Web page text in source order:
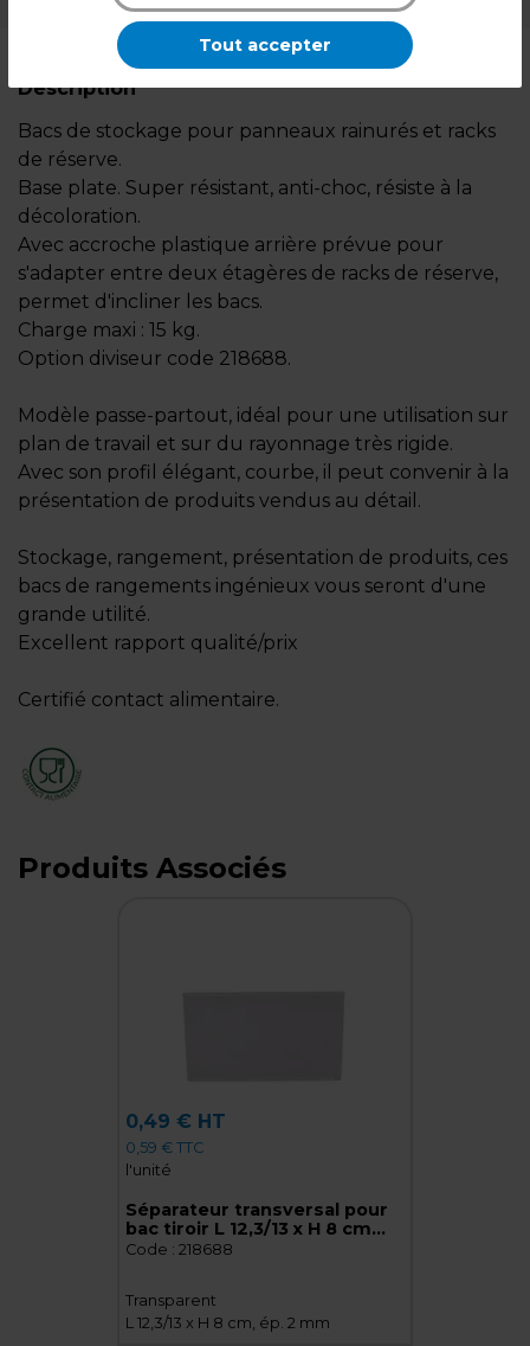
Description
Bacs de stockage pour panneaux rainurés et racks
de réserve.
Base plate. Super résistant, anti-choc, résiste à la
décoloration.
Avec accroche plastique arrière prévue pour
s'adapter entre deux étagères de racks de réserve,
permet d'incliner les bacs.
Charge maxi : 15 kg.
Option diviseur code 218688.
Modèle passe-partout, idéal pour une utilisation sur
plan de travail et sur du rayonnage très rigide.
Avec son profil élégant, courbe, il peut convenir à la
présentation de produits vendus au détail.
Stockage, rangement, présentation de produits, ces
bacs de rangements ingénieux vous seront d'une
grande utilité.
Excellent rapport qualité/prix
Certifié contact alimentaire.
Produits Associés
0,49 € HT
0,59 € TTC
l'unité
Séparateur transversal pour
bac tiroir L 12,3/13 x H 8 cm
transparent
Code : 218688
Transparent
L 12,3/13 x H 8 cm, ép. 2 mm
Tout accepter